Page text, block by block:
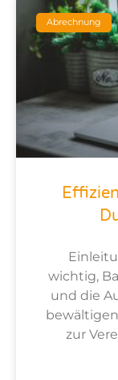
Abrechnung
wichtig,
und die
zur